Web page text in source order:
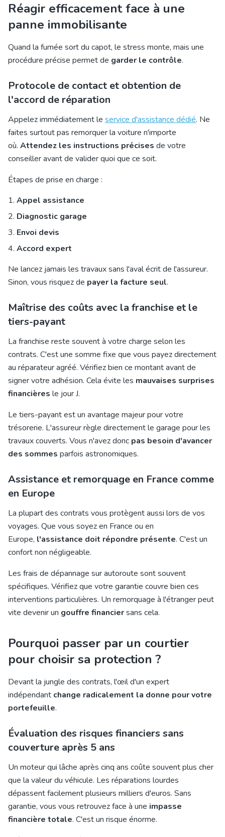
Réagir efficacement face à une
panne immobilisante
Quand la fumée sort du capot, le stress monte, mais une
procédure précise permet de garder le contrôle.
Protocole de contact et obtention de
l'accord de réparation
Appelez immédiatement le service d'assistance dédié. Ne
faites surtout pas remorquer la voiture n'importe
où. Attendez les instructions précises de votre
conseiller avant de valider quoi que ce soit.
Étapes de prise en charge :
Appel assistance
Diagnostic garage
Envoi devis
Accord expert
Ne lancez jamais les travaux sans l'aval écrit de l'assureur.
Sinon, vous risquez de payer la facture seul.
Maîtrise des coûts avec la franchise et le
tiers-payant
La franchise reste souvent à votre charge selon les
contrats. C'est une somme fixe que vous payez directement
au réparateur agréé. Vérifiez bien ce montant avant de
signer votre adhésion. Cela évite les mauvaises surprises
financières le jour J.
Le tiers-payant est un avantage majeur pour votre
trésorerie. L'assureur règle directement le garage pour les
travaux couverts. Vous n'avez donc pas besoin d'avancer
des sommes parfois astronomiques.
Assistance et remorquage en France comme
en Europe
La plupart des contrats vous protègent aussi lors de vos
voyages. Que vous soyez en France ou en
Europe, l'assistance doit répondre présente. C'est un
confort non négligeable.
Les frais de dépannage sur autoroute sont souvent
spécifiques. Vérifiez que votre garantie couvre bien ces
interventions particulières. Un remorquage à l'étranger peut
vite devenir un gouffre financiersans cela.
Pourquoi passer par un courtier
pour choisir sa protection ?
Devant la jungle des contrats, l'œil d'un expert
indépendant change radicalement la donne pour votre
portefeuille.
Évaluation des risques financiers sans
couverture après 5 ans
Un moteur qui lâche après cinq ans coûte souvent plus cher
que la valeur du véhicule. Les réparations lourdes
dépassent facilement plusieurs milliers d'euros. Sans
garantie, vous vous retrouvez face à une impasse
financière totale. C'est un risque énorme.